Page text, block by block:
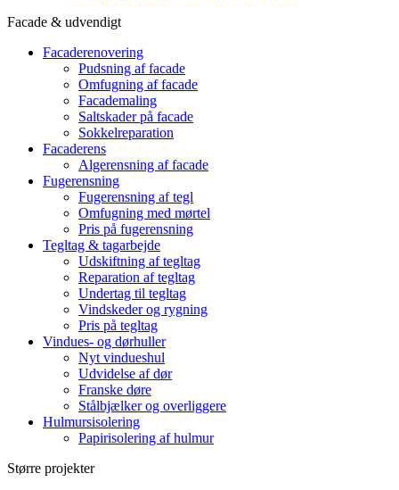
Facade & udvendigt
Facaderenovering
Pudsning af facade
Omfugning af facade
Facademaling
Saltskader på facade
Sokkelreparation
Facaderens
Algerensning af facade
Fugerensning
Fugerensning af tegl
Omfugning med mørtel
Pris på fugerensning
Tegltag & tagarbejde
Udskiftning af tegltag
Reparation af tegltag
Undertag til tegltag
Vindskeder og rygning
Pris på tegltag
Vindues- og dørhuller
Nyt vindueshul
Udvidelse af dør
Franske døre
Stålbjælker og overliggere
Hulmursisolering
Papirisolering af hulmur
Større projekter